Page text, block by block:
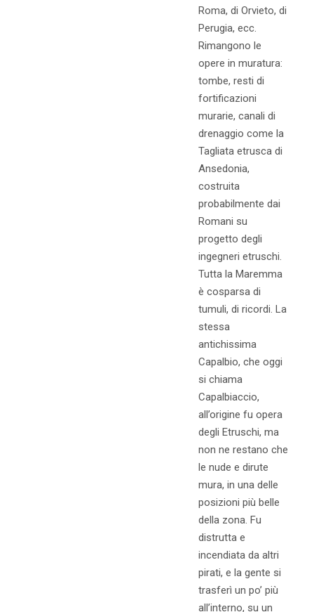
Roma, di Orvieto, di
Perugia, ecc.
Rimangono le
opere in muratura:
tombe, resti di
fortificazioni
murarie, canali di
drenaggio come la
Tagliata etrusca di
Ansedonia,
costruita
probabilmente dai
Romani su
progetto degli
ingegneri etruschi.
Tutta la Maremma
è cosparsa di
tumuli, di ricordi. La
stessa
antichissima
Capalbio, che oggi
si chiama
Capalbiaccio,
all’origine fu opera
degli Etruschi, ma
non ne restano che
le nude e dirute
mura, in una delle
posizioni più belle
della zona. Fu
distrutta e
incendiata da altri
pirati, e la gente si
trasferì un po’ più
all’interno, su un